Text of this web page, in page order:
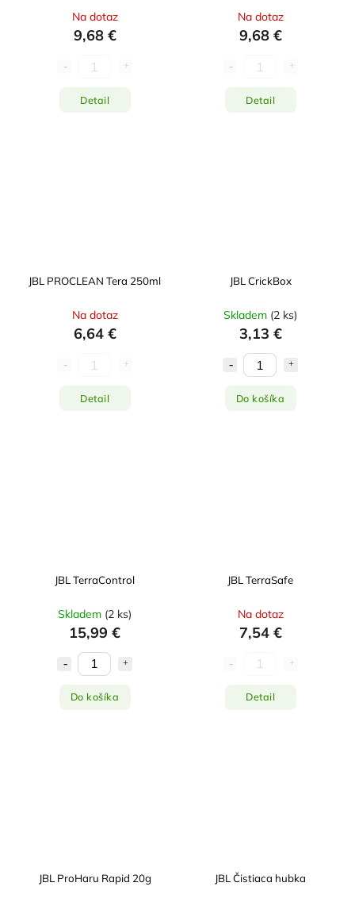
Na dotaz
9,68 €
Detail
Na dotaz
9,68 €
Detail
JBL PROCLEAN Tera 250ml
Na dotaz
6,64 €
Detail
JBL CrickBox
Skladem (2 ks)
3,13 €
Do košíka
JBL TerraControl
Skladem (2 ks)
15,99 €
Do košíka
JBL TerraSafe
Na dotaz
7,54 €
Detail
JBL ProHaru Rapid 20g JBL Čistiaca hubka